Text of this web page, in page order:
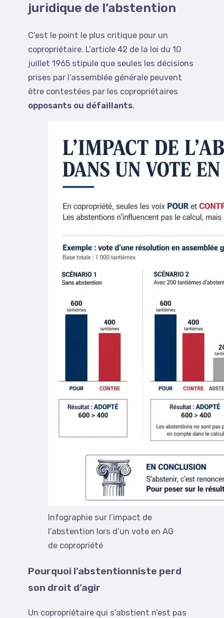
juridique de l’abstention
C’est le point le plus critique pour un
copropriétaire. L’article 42 de la loi du 10
juillet 1965 stipule que seules les décisions
prises par l’assemblée générale peuvent
être contestées par les copropriétaires
opposants ou défaillants.
Infographie sur l’impact de
l’abstention lors d’un vote en AG
de copropriété
Pourquoi l’abstentionniste perd
son droit d’agir
Un copropriétaire qui s’abstient n’est pas